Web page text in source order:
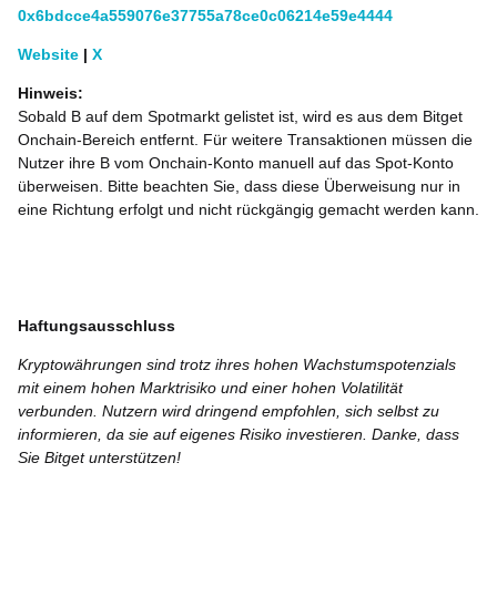
0x6bdcce4a559076e37755a78ce0c06214e59e4444
Website | X
Hinweis:
Sobald B auf dem Spotmarkt gelistet ist, wird es aus dem Bitget
Onchain-Bereich entfernt. Für weitere Transaktionen müssen die
Nutzer ihre B vom Onchain-Konto manuell auf das Spot-Konto
überweisen. Bitte beachten Sie, dass diese Überweisung nur in
eine Richtung erfolgt und nicht rückgängig gemacht werden kann.
Haftungsausschluss
Kryptowährungen sind trotz ihres hohen Wachstumspotenzials
mit einem hohen Marktrisiko und einer hohen Volatilität
verbunden. Nutzern wird dringend empfohlen, sich selbst zu
informieren, da sie auf eigenes Risiko investieren. Danke, dass
Sie Bitget unterstützen!